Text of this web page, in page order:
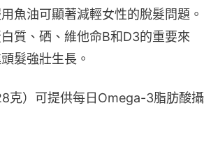
魚油可顯著減輕女性的脫髮問題。
質、硒、維他命B和D3的重要來
髮強壯生長。
克）可提供每日Omega-3脂肪酸攝